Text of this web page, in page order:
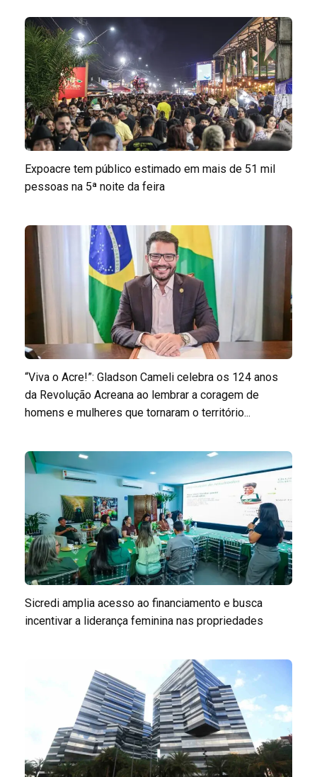
Expoacre tem público estimado em mais de 51 mil
pessoas na 5ª noite da feira
“Viva o Acre!”: Gladson Cameli celebra os 124 anos
da Revolução Acreana ao lembrar a coragem de
homens e mulheres que tornaram o território...
Sicredi amplia acesso ao financiamento e busca
incentivar a liderança feminina nas propriedades